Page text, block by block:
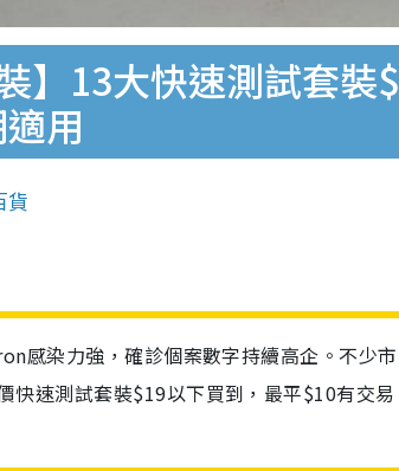
裝】13大快速測試套
用
貨
感染力強，確診個案數字持續高企。不少
快速測試套裝$19以下買到，最平$10有交